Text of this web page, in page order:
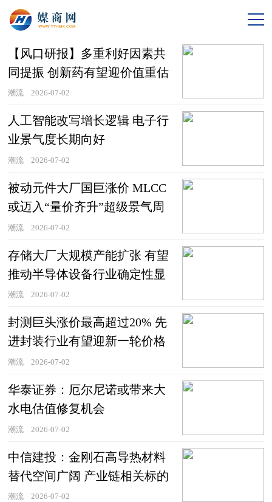
【风口研报】多重利好因素共
同提振 创新药有望迎价值重估
窗口期
潮流 2026-07-02
人工智能改写增长逻辑 电子行
业景气度长期向好
潮流 2026-07-02
被动元件大厂国巨涨价 MLCC
或迈入“量价齐升”超级景气周
期
潮流 2026-07-02
存储大厂大规模产能扩张 有望
推动半导体设备行业确定性显
著提升
潮流 2026-07-02
封测巨头涨价最高超过20% 先
进封装行业有望迎新一轮价格
上涨
潮流 2026-07-02
华泰证券：厄尔尼诺或带来大
水电估值修复机会
潮流 2026-07-02
中信建投：金刚石高导热材料
替代空间广阔 产业链相关标的
具备长期投资价值
潮流 2026-07-02